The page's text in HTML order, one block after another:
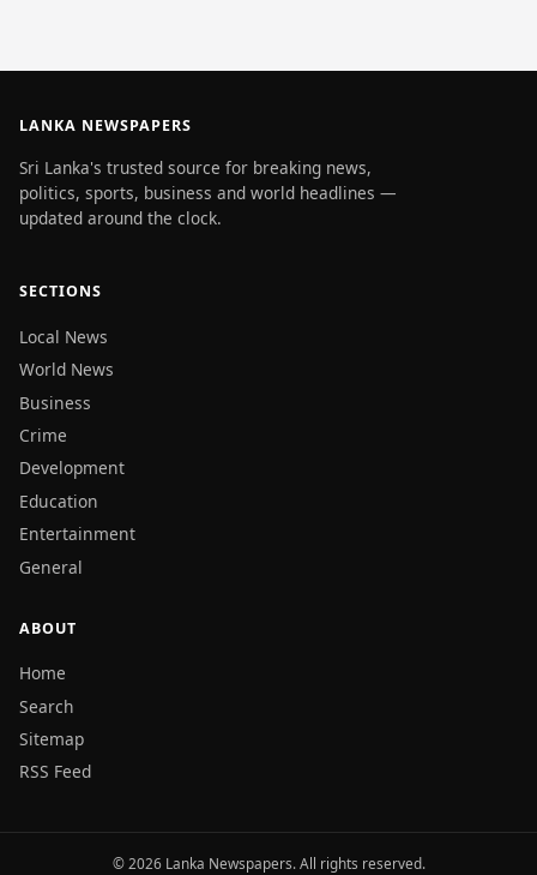
LANKA NEWSPAPERS
Sri Lanka's trusted source for breaking news,
politics, sports, business and world headlines —
updated around the clock.
SECTIONS
Local News
World News
Business
Crime
Development
Education
Entertainment
General
ABOUT
Home
Search
Sitemap
RSS Feed
© 2026 Lanka Newspapers. All rights reserved.